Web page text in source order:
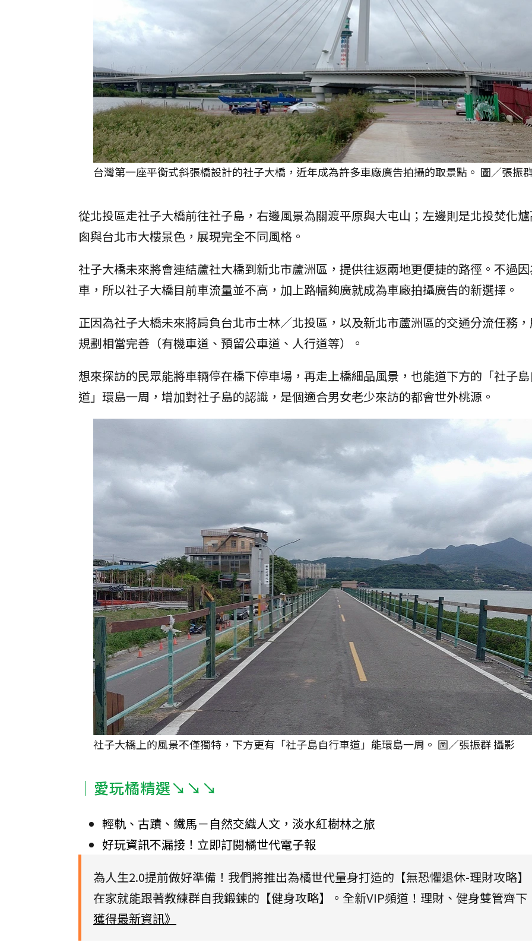
台灣第一座平衡式斜張橋設計的社子大橋，近年成為許多車廠廣告拍攝的取景點。 圖／張振
從北投區走社子大橋前往社子島，右邊風景為關渡平原與大屯山；左邊則是北投焚化
囪與台北市大樓景色，展現完全不同風格。
社子大橋未來將會連結蘆社大橋到新北市蘆洲區，提供往返兩地更便捷的路徑。不過
車，所以社子大橋目前車流量並不高，加上路幅夠廣就成為車廠拍攝廣告的新選擇。
正因為社子大橋未來將肩負台北市士林／北投區，以及新北市蘆洲區的交通分流任務
規劃相當完善（有機車道、預留公車道、人行道等）。
想來探訪的民眾能將車輛停在橋下停車場，再走上橋細品風景，也能道下方的「社子
道」環島一周，增加對社子島的認識，是個適合男女老少來訪的都會世外桃源。
社子大橋上的風景不僅獨特，下方更有「社子島自行車道」能環島一周。 圖／張振群 攝影
｜愛玩橘精選↘↘↘
輕軌、古蹟、鐵馬－自然交織人文，淡水紅樹林之旅
好玩資訊不漏接！立即訂閱橘世代電子報
為人生2.0提前做好準備！我們將推出為橘世代量身打造的【無恐懼退休-理財攻略
在家就能跟著教練群自我鍛鍊的【健身攻略】。全新VIP頻道！理財、健身雙管齊下
獲得最新資訊》